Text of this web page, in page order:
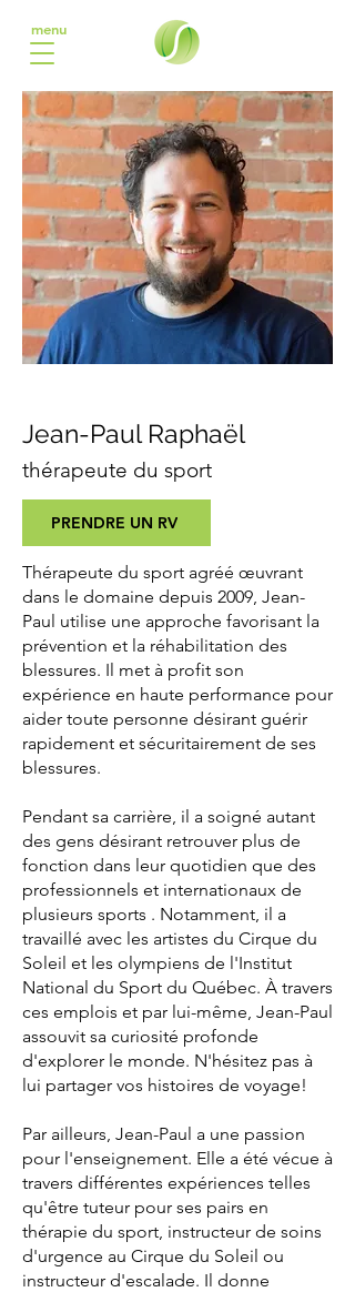
menu
Jean-Paul Raphaël
thérapeute du sport
PRENDRE UN RV
Thérapeute du sport agréé œuvrant
dans le domaine depuis 2009, Jean-
Paul utilise une approche favorisant la
prévention et la réhabilitation des
blessures. Il met à profit son
expérience en haute performance pour
aider toute personne désirant guérir
rapidement et sécuritairement de ses
blessures.
Pendant sa carrière, il a soigné autant
des gens désirant retrouver plus de
fonction dans leur quotidien que des
professionnels et internationaux de
plusieurs sports . Notamment, il a
travaillé avec les artistes du Cirque du
Soleil et les olympiens de l'Institut
National du Sport du Québec. À travers
ces emplois et par lui-même, Jean-Paul
assouvit sa curiosité profonde
d'explorer le monde. N'hésitez pas à
lui partager vos histoires de voyage!
Par ailleurs, Jean-Paul a une passion
pour l'enseignement. Elle a été vécue à
travers différentes expériences telles
qu'être tuteur pour ses pairs en
thérapie du sport, instructeur de soins
d'urgence au Cirque du Soleil ou
instructeur d'escalade. Il donne